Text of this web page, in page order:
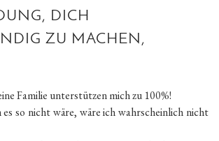
DICH
ZU MACHEN,
Familie unterstützen mich zu 100%!
so nicht wäre, wäre ich wahrscheinlich nicht